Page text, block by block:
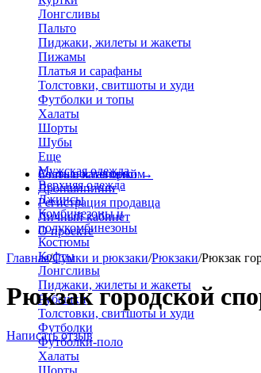
Лонгсливы
Пальто
Пиджаки, жилеты и жакеты
Пижамы
Платья и сарафаны
Толстовки, свитшоты и худи
Футболки и топы
Халаты
Шорты
Шубы
Еще
Мужская одежда
Верхняя одежда
Джинсы
Комбинезоны и
полукомбинезоны
Костюмы
Кофты
Лонгсливы
Пиджаки, жилеты и жакеты
Рубашки
Толстовки, свитшоты и худи
Футболки
Футболки-поло
Халаты
Шорты
Больше категорий→
Стать поставщиком
Дропшиппинг
Регистрация продавца
Личный кабинет
О проекте
Главная/Сумки и рюкзаки/Рюкзаки/Рюкзак
Рюкзак городской
Написать отзыв